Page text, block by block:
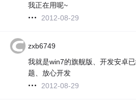
我正在用呢~
2012-08-29
zxb6749
我就是win7的旗舰版、开发安卓
题、放心开发
2012-08-29